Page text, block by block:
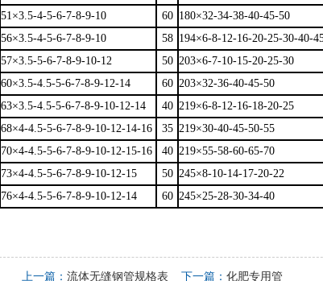
51×3.5-4-5-6-7-8-9-10
60 180×32-34-38-40-45-50
56×3.5-4-5-6-7-8-9-10
58 194×6-8-12-16-20-25-30-40-
57×3.5-5-6-7-8-9-10-12
50 203×6-7-10-15-20-25-30
60×3.5-4.5-5-6-7-8-9-12-14
60 203×32-36-40-45-50
63×3.5-4.5-5-6-7-8-9-10-12-14
40 219×6-8-12-16-18-20-25
68×4-4.5-5-6-7-8-9-10-12-14-16
35 219×30-40-45-50-55
70×4-4.5-5-6-7-8-9-10-12-15-16
40 219×55-58-60-65-70
73×4-4.5-5-6-7-8-9-10-12-15
50 245×8-10-14-17-20-22
76×4-4.5-5-6-7-8-9-10-12-14
60 245×25-28-30-34-40
上一篇： 流体无缝钢管规格表 下一篇： 化肥专用管